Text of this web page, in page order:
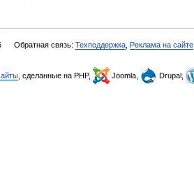
Обратная связь: Техподдержка Реклама на сайте
, сделанные на PHP, Joomla, Drupal,